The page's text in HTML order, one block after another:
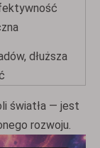
dłuższa
światła — jest
rozwoju.